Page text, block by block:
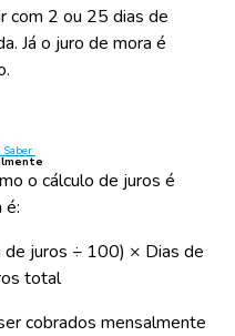
com 2 ou 25 dias de
Já o juro de mora é
Saber
o cálculo de juros é
é:
juros ÷ 100) × Dias de
total
cobrados mensalmente